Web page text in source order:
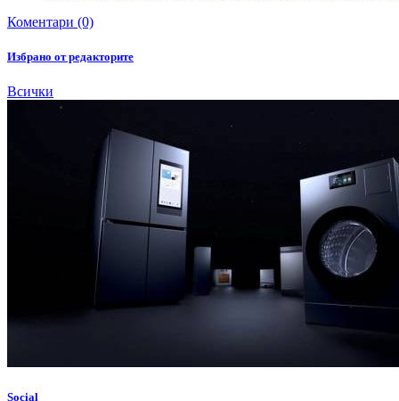
Коментари (0)
Избрано от редакторите
Всички
Social